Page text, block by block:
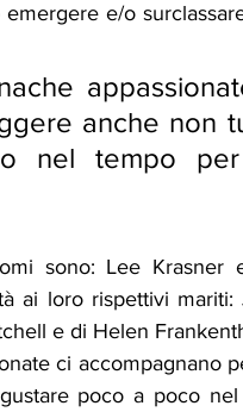
e/o
anche non
nel tempo
sono: Lee Krasner
ai loro rispettivi
e di Helen
ci accompagnano
poco a poco